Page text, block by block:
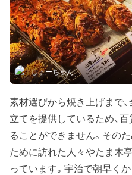
しょーちゃん
素材選びから焼き上げまで
立てを提供しているため、
ることができません。その
ために訪れた人々やたま木
っています。宇治で朝早く